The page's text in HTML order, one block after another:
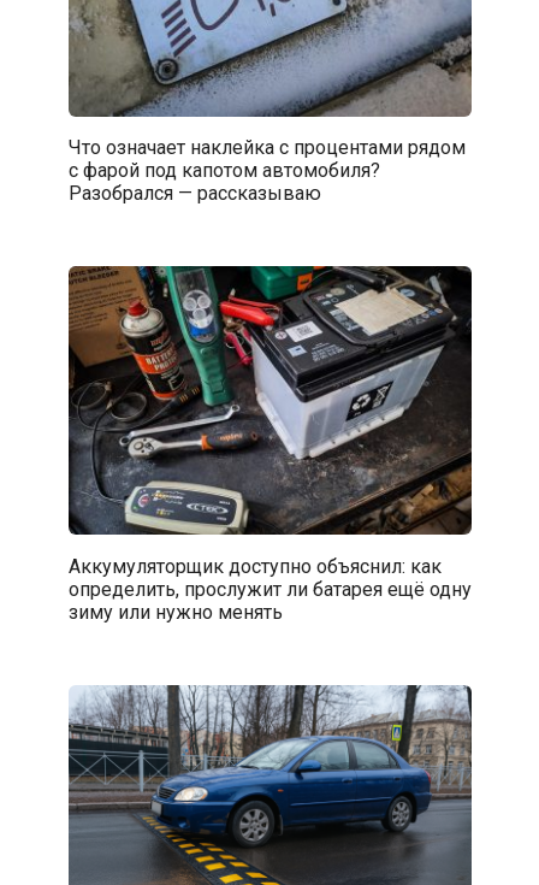
Что означает наклейка с процентами рядом
с фарой под капотом автомобиля?
Разобрался — рассказываю
Аккумуляторщик доступно объяснил: как
определить, прослужит ли батарея ещё одну
зиму или нужно менять